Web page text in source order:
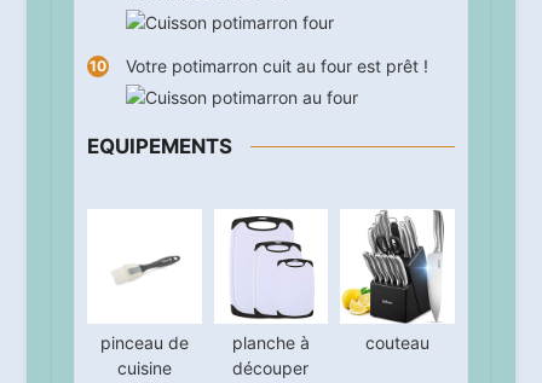
Votre potimarron cuit au four est prêt !
EQUIPEMENTS
pinceau de
cuisine
planche à
découper
couteau